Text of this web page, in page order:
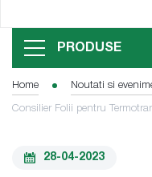
PRODUSE
Home Noutati si
Consilier Folii pentru
28-04-2023